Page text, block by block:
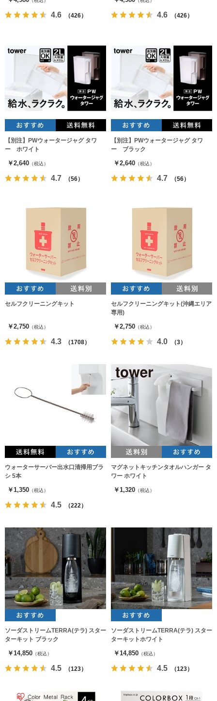
4.6 （426） 4.6 （426）
【別注】PWウォータージャグ タワ
ー ホワイト
￥2,640 （税込）
4.7 （56）
【別注】PWウォータージャグ タワ
ー ブラック
￥2,640 （税込）
4.7 （56）
セルフクリーニングキット
￥2,750 （税込）
4.3 （1708）
セルフクリーニングキット(沖縄エリア
専用)
￥2,750 （税込）
4.0 （3）
ウォーターサーバー出水口清掃用ブラ
シ 5本
￥1,350 （税込）
4.5 （222）
マグネットキッチンタオルハンガー タ
ワー ホワイト
￥1,320 （税込）
ソーダストリームTERRA(テラ) スター
ターキット ブラック
￥14,850 （税込）
4.5 （123）
ソーダストリームTERRA(テラ) スター
ターキットホワイト
￥14,850 （税込）
4.5 （123）